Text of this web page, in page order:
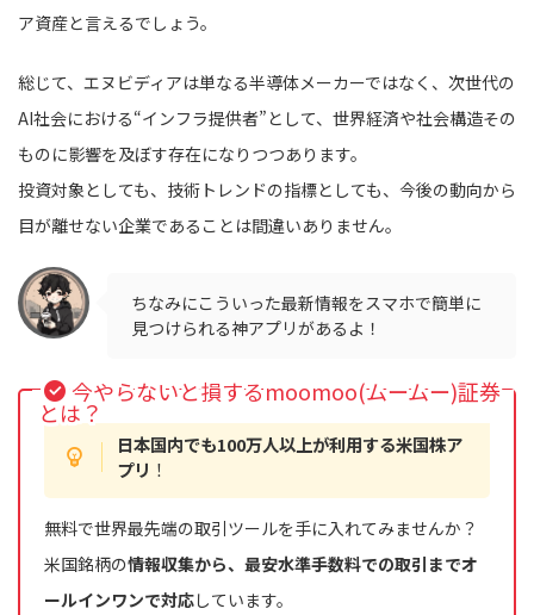
ア資産と言えるでしょう。
総じて、エヌビディアは単なる半導体メーカーではなく、次世代の
AI社会における“インフラ提供者”として、世界経済や社会構造その
ものに影響を及ぼす存在になりつつあります。
投資対象としても、技術トレンドの指標としても、今後の動向から
目が離せない企業であることは間違いありません。
ちなみにこういった最新情報をスマホで簡単に
見つけられる神アプリがあるよ！
今やらないと損するmoomoo(ムームー)証券
とは？
日本国内でも100万人以上が利用する米国株ア
プリ ！
無料で世界最先端の取引ツールを手に入れてみませんか？
米国銘柄の情報収集から、最安水準手数料での取引までオ
ールインワンで対応しています。